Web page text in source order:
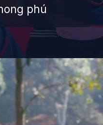
phú
https://giaydabonghana.com/ban-rom-soc-son